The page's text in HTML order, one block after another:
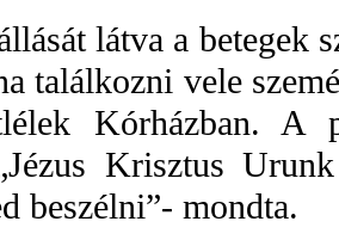
látva a betegek
találkozni vele
Kórházban. A
Krisztus
beszélni”- mondta.